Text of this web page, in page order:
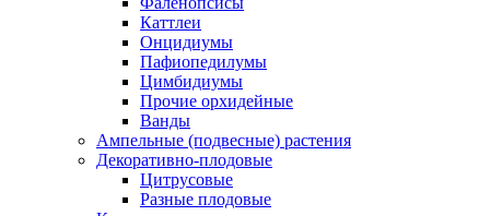
Каттлеи
Онцидиумы
Пафиопедилумы
Цимбидиумы
Прочие орхидейные
Ванды
Ампельные (подвесные) растения
Декоративно-плодовые
Цитрусовые
Разные плодовые